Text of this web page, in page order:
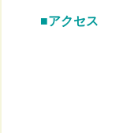
■アクセス